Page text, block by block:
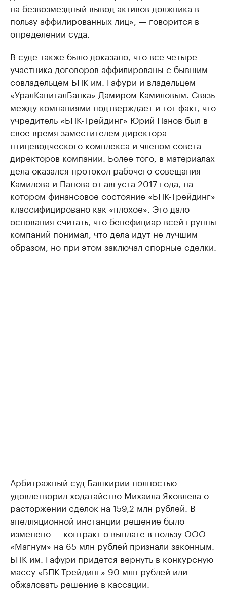
на безвозмездный вывод активов должника в
пользу аффилированных лиц», — говорится в
определении суда.
В суде также было доказано, что все четыре
участника договоров аффилированы с бывшим
совладельцем БПК им. Гафури и владельцем
«УралКапиталБанка» Дамиром Камиловым. Связь
между компаниями подтверждает и тот факт, что
учредитель «БПК-Трейдинг» Юрий Панов был в
свое время заместителем директора
птицеводческого комплекса и членом совета
директоров компании. Более того, в материалах
дела оказался протокол рабочего совещания
Камилова и Панова от августа 2017 года, на
котором финансовое состояние «БПК-Трейдинг»
классифицировано как «плохое». Это дало
основания считать, что бенефициар всей группы
компаний понимал, что дела идут не лучшим
образом, но при этом заключал спорные сделки.
Арбитражный суд Башкирии полностью
удовлетворил ходатайство Михаила Яковлева о
расторжении сделок на 159,2 млн рублей. В
апелляционной инстанции решение было
изменено — контракт о выплате в пользу ООО
«Магнум» на 65 млн рублей признали законным.
БПК им. Гафури придется вернуть в конкурсную
массу «БПК-Трейдинг» 90 млн рублей или
обжаловать решение в кассации.